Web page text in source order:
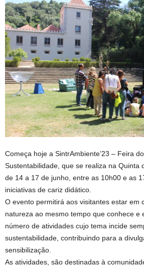
Começa hoje a SintrAmbiente’23 – Feira
Sustentabilidade, que se realiza na Quinta
de 14 a 17 de junho, entre as 10h00 e as
iniciativas de cariz didático.
O evento permitirá aos visitantes estar em
natureza ao mesmo tempo que conhece e
número de atividades cujo tema incide
sustentabilidade, contribuindo para a
sensibilização.
As atividades, são destinadas à